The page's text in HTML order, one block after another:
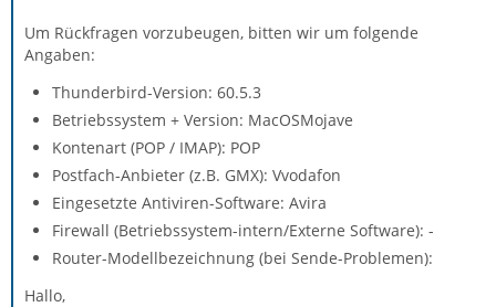
Um Rückfragen vorzubeugen, bitten wir um folgende
Angaben:
Thunderbird-Version: 60.5.3
Betriebssystem + Version: MacOSMojave
Kontenart (POP / IMAP): POP
Postfach-Anbieter (z.B. GMX): Vvodafon
Eingesetzte Antiviren-Software: Avira
Firewall (Betriebssystem-intern/Externe Software): -
Router-Modellbezeichnung (bei Sende-Problemen):
Hallo,